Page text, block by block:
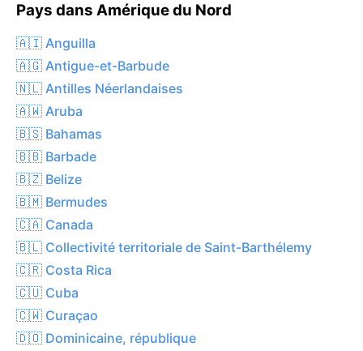
Pays dans Amérique du Nord
🇦🇮 Anguilla
🇦🇬 Antigue-et-Barbude
🇳🇱 Antilles Néerlandaises
🇦🇼 Aruba
🇧🇸 Bahamas
🇧🇧 Barbade
🇧🇿 Belize
🇧🇲 Bermudes
🇨🇦 Canada
🇧🇱 Collectivité territoriale de Saint-Barthélemy
🇨🇷 Costa Rica
🇨🇺 Cuba
🇨🇼 Curaçao
🇩🇴 Dominicaine, république